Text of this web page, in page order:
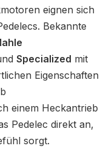
eignen sich
Bekannte
Specialized mit
Eigenschaften
einem Heckantrieb
Pedelec direkt an,
sorgt.